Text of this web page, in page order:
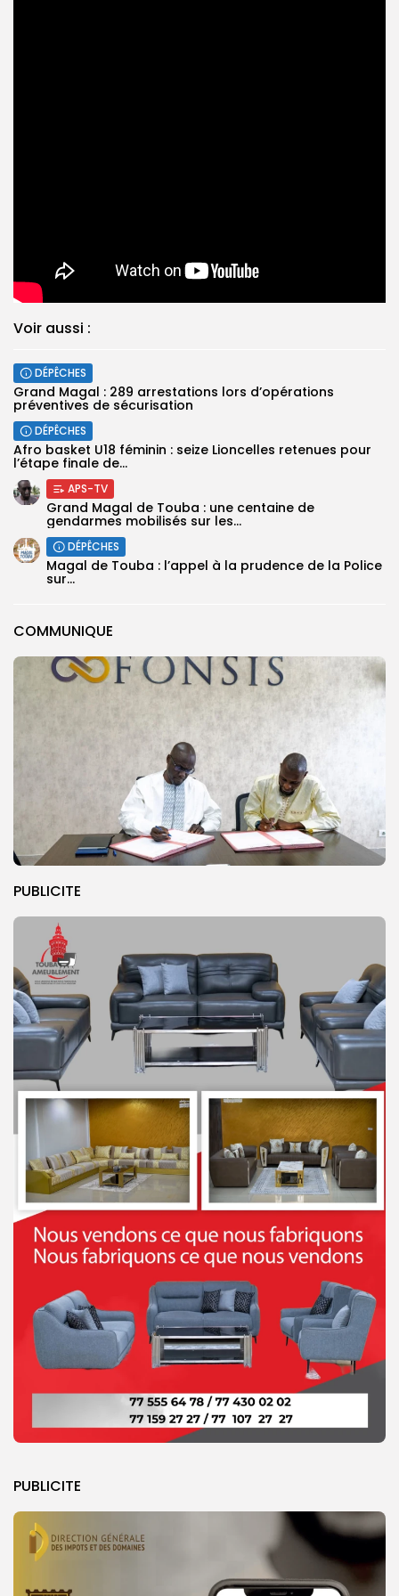
COMMUNIQUE
PUBLICITE
PUBLICITE
Voir aussi :
DÉPÊCHES
Grand Magal : 289 arrestations lors d’opérations
préventives de sécurisation
DÉPÊCHES
‎Afro basket U18 féminin : seize Lioncelles retenues pour
l’étape finale de...
APS-TV
Grand Magal de Touba : une centaine de
gendarmes mobilisés sur les...
DÉPÊCHES
Magal de Touba : l’appel à la prudence de la Police
sur...